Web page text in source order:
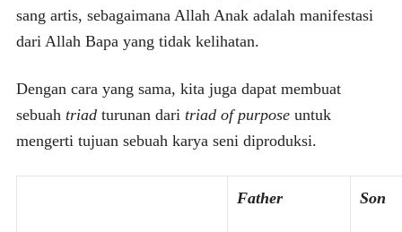
sang artis, sebagaimana Allah Anak adalah manifestasi
dari Allah Bapa yang tidak kelihatan.
Dengan cara yang sama, kita juga dapat membuat
sebuah triadturunan dari triad of purposeuntuk
mengerti tujuan sebuah karya seni diproduksi.
Father Son